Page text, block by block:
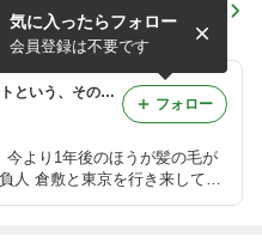
今日は さみ〜〜ぃ(~_
~;)・・・の巻
髪質改善〇〇トリートメントという、その時だけの誤魔化しに騙されてませんか？
より1年後のほうが髪の毛が
人 倉敷と東京を行き来してサ
。 【ダメージヘア救世主委員
気に入ったらフォロー
会員登録は不要です
フォロー